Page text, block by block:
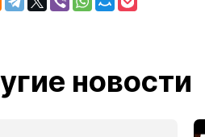
новости